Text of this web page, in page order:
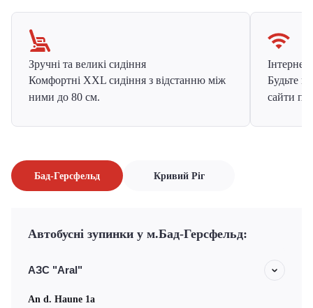
Зручні та великі сидіння
Комфортні XXL сидіння з відстанню між
ними до 80 см.
Інтернет
Будьте
сайти
Бад-Герсфельд Кривий Ріг
Автобусні зупинки у м.Бад-Герсфельд:
АЗС "Aral"
An d. Haune 1a